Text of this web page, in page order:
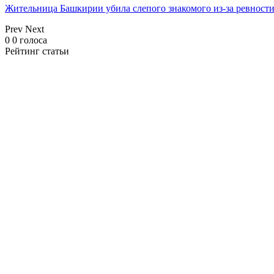
Жительница Башкирии убила слепого знакомого из-за ревности
Prev Next
0 0 голоса
Рейтинг статьи